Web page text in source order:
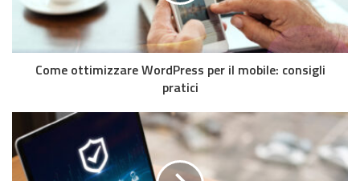
Come ottimizzare WordPress per il mobile: consigli
pratici